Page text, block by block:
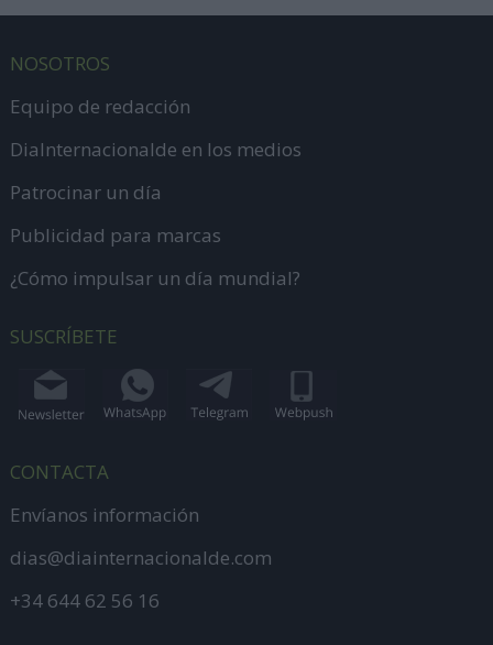
NOSOTROS
Equipo de redacción
DiaInternacionalde en los medios
Patrocinar un día
Publicidad para marcas
¿Cómo impulsar un día mundial?
SUSCRÍBETE
CONTACTA
Envíanos información
dias@diainternacionalde.com
+34 644 62 56 16